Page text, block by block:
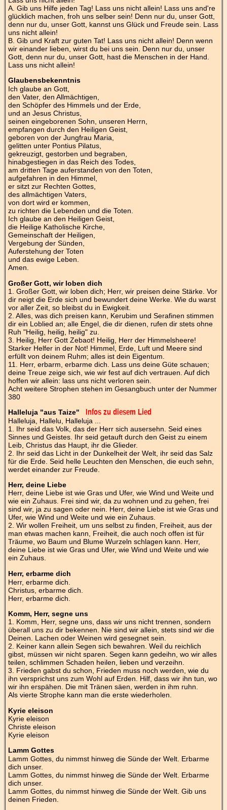
A. Gib uns Hilfe jeden Tag! Lass uns nicht allein! Lass uns and're
glücklich machen, froh uns selber sein! Denn nur du, unser Gott,
denn nur du, unser Gott, kannst uns Glück und Freude sein. Lass
uns nicht allein!
B. Gib und Kraft zur guten Tat! Lass uns nicht allein! Denn wenn
wir einander lieben, wirst du bei uns sein. Denn nur du, unser
Gott, denn nur du, unser Gott, hast die Menschen in der Hand.
Lass uns nicht allein!
Glaubensbekenntnis
Ich glaube an Gott,
den Vater, den Allmächtigen,
den Schöpfer des Himmels und der Erde,
und an Jesus Christus,
seinen eingeborenen Sohn, unseren Herrn,
empfangen durch den Heiligen Geist,
geboren von der Jungfrau Maria,
gelitten unter Pontius Pilatus,
gekreuzigt, gestorben und begraben,
hinabgestiegen in das Reich des Todes,
am dritten Tage auferstanden von den Toten,
aufgefahren in den Himmel,
er sitzt zur Rechten Gottes,
des allmächtigen Vaters,
von dort wird er kommen,
zu richten die Lebenden und die Toten.
Ich glaube an den Heiligen Geist,
die Heilige Katholische Kirche,
Gemeinschaft der Heiligen,
Vergebung der Sünden,
Auferstehung der Toten
und das ewige Leben.
Amen.
Großer Gott, wir loben dich
1. Großer Gott, wir loben dich; Herr, wir preisen deine Stärke. Vor
dir neigt die Erde sich und bewundert deine Werke. Wie du warst
vor aller Zeit, so bleibst du in Ewigkeit.
2. Alles, was dich preisen kann, Kerubim und Serafinen stimmen
dir ein Loblied an; alle Engel, die dir dienen, rufen dir stets ohne
Ruh "Heilig, heilig, heilig" zu.
3. Heilig, Herr Gott Zebaot! Heilig, Herr der Himmelsheere!
Starker Helfer in der Not! Himmel, Erde, Luft und Meere sind
erfüllt von deinem Ruhm; alles ist dein Eigentum.
11. Herr, erbarm, erbarme dich. Lass uns deine Güte schauen;
deine Treue zeige sich, wie wir fest auf dich vertrauen. Auf dich
hoffen wir allein: lass uns nicht verloren sein.
Acht weitere Strophen stehen im Gesangbuch unter der Nummer
380
Halleluja "aus Taize"
Infos zu diesem Lied
Halleluja, Hallelu, Halleluja ...
1. Ihr seid das Volk, das der Herr sich ausersehn. Seid eines
Sinnes und Geistes. Ihr seid getauft durch den Geist zu einem
Leib, Christus das Haupt, ihr die Glieder.
2. Ihr seid das Licht in der Dunkelheit der Welt, ihr seid das Salz
für die Erde. Seid helle Leuchten den Menschen, die euch sehn,
werdet einander zur Freude.
Herr, deine Liebe
Herr, deine Liebe ist wie Gras und Ufer, wie Wind und Weite und
wie ein Zuhaus. Frei sind wir, da zu wohnen und zu gehen, frei
sind wir, ja zu sagen oder nein. Herr, deine Liebe ist wie Gras und
Ufer, wie Wind und Weite und wie ein Zuhaus.
2. Wir wollen Freiheit, um uns selbst zu finden, Freiheit, aus der
man etwas machen kann, Freiheit, die auch noch offen ist für
Träume, wo Baum und Blume Wurzeln schlagen kann. Herr,
deine Liebe ist wie Gras und Ufer, wie Wind und Weite und wie
ein Zuhaus.
Herr, erbarme dich
Herr, erbarme dich.
Christus, erbarme dich.
Herr, erbarme dich.
Komm, Herr, segne uns
1. Komm, Herr, segne uns, dass wir uns nicht trennen, sondern
überall uns zu dir bekennen. Nie sind wir allein, stets sind wir die
Deinen. Lachen oder Weinen wird gesegnet sein.
2. Keiner kann allein Segen sich bewahren. Weil du reichlich
gibst, müssen wir nicht sparen. Segen kann gedeihn, wo wir alles
teilen, schlimmen Schaden heilen, lieben und verzeihn.
3. Frieden gabst du schon, Frieden muss noch werden, wie du
ihn versprichst uns zum Wohl auf Erden. Hilf, dass wir ihn tun, wo
wir ihn erspähen. Die mit Tränen säen, werden in ihm ruhn.
Als vierte Strophe kann man die erste wiederholen.
Kyrie eleison
Kyrie eleison
Christe eleison
Kyrie eleison
Lamm Gottes
Lamm Gottes, du nimmst hinweg die Sünde der Welt. Erbarme
dich unser.
Lamm Gottes, du nimmst hinweg die Sünde der Welt. Erbarme
dich unser.
Lamm Gottes, du nimmst hinweg die Sünde der Welt. Gib uns
deinen Frieden.